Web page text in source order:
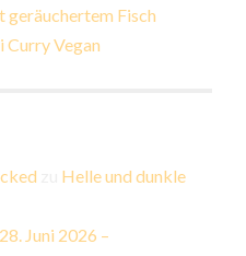
Fisch
Vegan
Helle und dunkle
Juni 2026 –